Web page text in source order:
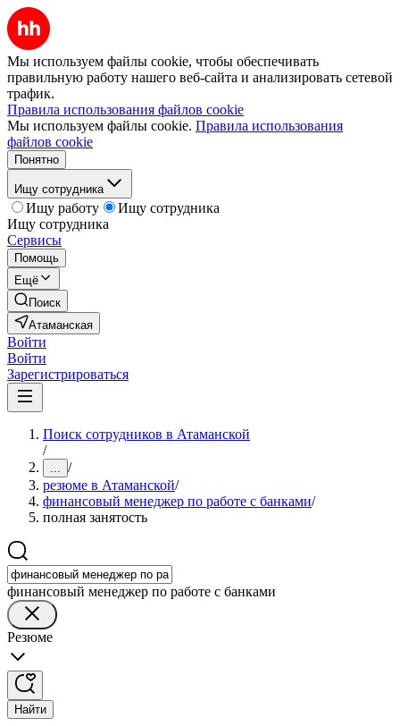
Мы используем файлы cookie, чтобы обеспечивать
правильную работу нашего веб-сайта и анализировать сетевой
трафик.
Правила использования файлов cookie
Мы используем файлы cookie. Правила использования
файлов cookie
Понятно
Ищу сотрудника
Ищу работу
Ищу сотрудника
Ищу сотрудника
Сервисы
Помощь
Ещё
Поиск
Атаманская
Войти
Войти
Зарегистрироваться
Поиск сотрудников в Атаманской
/
... /
резюме в Атаманской/
финансовый менеджер по работе с банками/
полная занятость
финансовый менеджер по работе с банками
Резюме
Найти